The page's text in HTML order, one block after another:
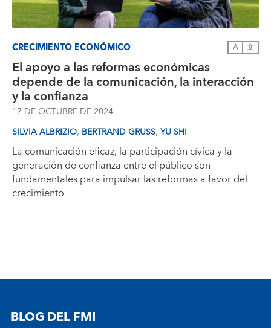
CRECIMIENTO ECONÓMICO A 文
El apoyo a las reformas económicas
depende de la comunicación, la interacción
y la confianza
17 DE OCTUBRE DE 2024
SILVIA ALBRIZIO, BERTRAND GRUSS, YU SHI
La comunicación eficaz, la participación cívica y la
generación de confianza entre el público son
fundamentales para impulsar las reformas a favor del
crecimiento
BLOG DEL FMI